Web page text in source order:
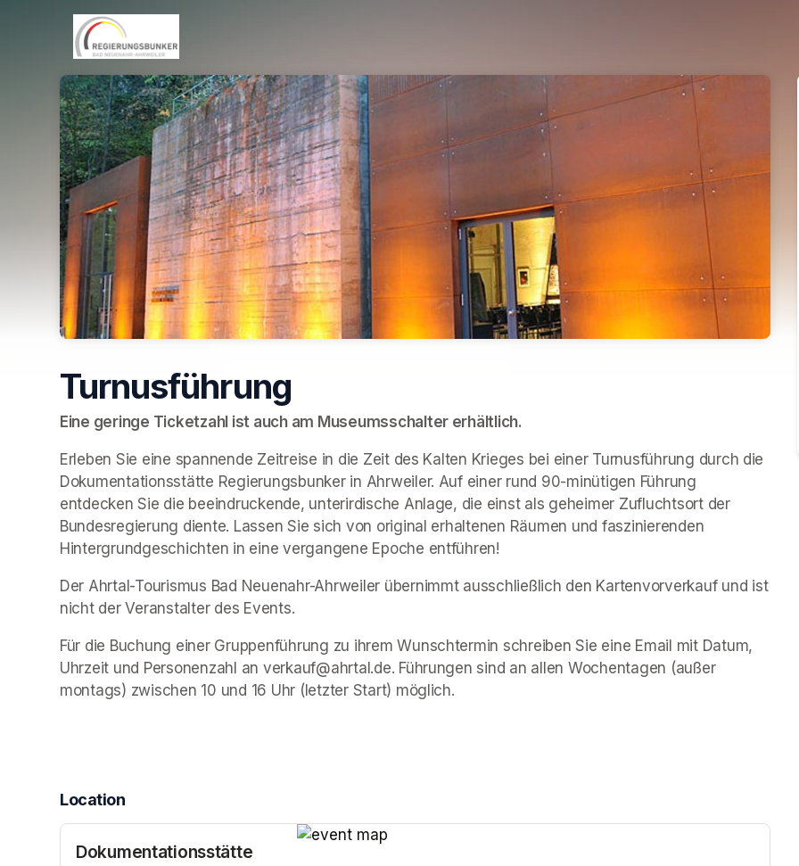
Skip header
Turnusführung
Eine geringe Ticketzahl ist auch am Museumsschalter erhältlich.
Erleben Sie eine spannende Zeitreise in die Zeit des Kalten Krieges bei einer Turnusführung durch die
Dokumentationsstätte Regierungsbunker in Ahrweiler. Auf einer rund 90-minütigen Führung
entdecken Sie die beeindruckende, unterirdische Anlage, die einst als geheimer Zufluchtsort der
Bundesregierung diente. Lassen Sie sich von original erhaltenen Räumen und faszinierenden
Hintergrundgeschichten in eine vergangene Epoche entführen!
Der Ahrtal-Tourismus Bad Neuenahr-Ahrweiler übernimmt ausschließlich den Kartenvorverkauf und ist
nicht der Veranstalter des Events.
Für die Buchung einer Gruppenführung zu ihrem Wunschtermin schreiben Sie eine Email mit Datum,
Uhrzeit und Personenzahl an verkauf@ahrtal.de. Führungen sind an allen Wochentagen (außer
montags) zwischen 10 und 16 Uhr (letzter Start) möglich.
Location
Dokumentationsstätte